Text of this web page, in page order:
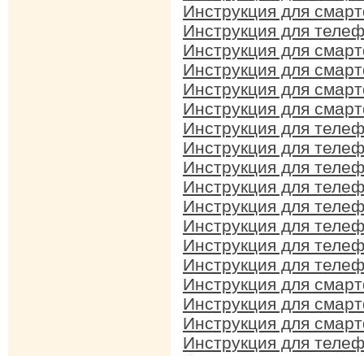
Инструкция для
Инструкция для
Инструкция для
Инструкция для
Инструкция для
Инструкция для
Инструкция для
Инструкция для
Инструкция для
Инструкция для
Инструкция для
Инструкция для
Инструкция для
Инструкция для
Инструкция для
Инструкция для
Инструкция для
Инструкция для